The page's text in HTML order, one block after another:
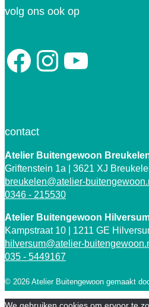
volg ons ook op
Facebook
Instagram
contact
Atelier Buitengewoon
Griftenstein 1a | 3621 XJ
breukelen@atelier-
0346 - 215530
Atelier Buitengewoon
Kampstraat 10 | 1211 GE
hilversum@atelier-
035 - 5449167
© 2026 Atelier Buitengewoon gemaakt